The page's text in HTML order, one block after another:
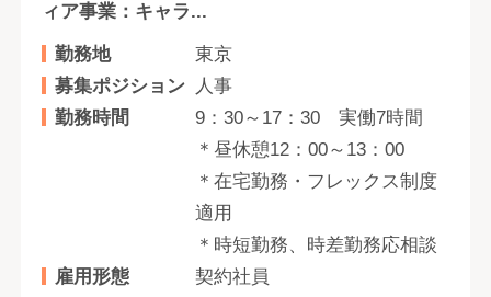
ィア事業：キャラ...
勤務地
東京
募集ポジション
人事
勤務時間
9：30～17：30 実働7時間
＊昼休憩12：00～13：00
＊在宅勤務・フレックス制度
適用
＊時短勤務、時差勤務応相談
雇用形態
契約社員